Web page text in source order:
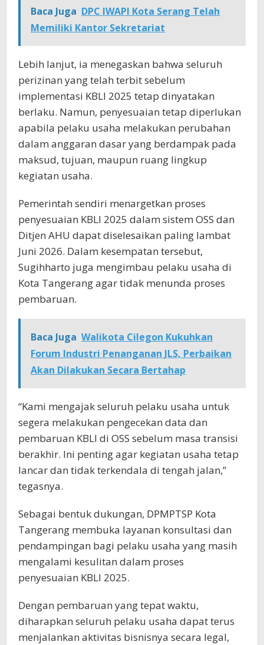
Baca Juga DPC IWAPI Kota Serang Telah
Memiliki Kantor Sekretariat
Lebih lanjut, ia menegaskan bahwa seluruh
perizinan yang telah terbit sebelum
implementasi KBLI 2025 tetap dinyatakan
berlaku. Namun, penyesuaian tetap diperlukan
apabila pelaku usaha melakukan perubahan
dalam anggaran dasar yang berdampak pada
maksud, tujuan, maupun ruang lingkup
kegiatan usaha.
Pemerintah sendiri menargetkan proses
penyesuaian KBLI 2025 dalam sistem OSS dan
Ditjen AHU dapat diselesaikan paling lambat
Juni 2026. Dalam kesempatan tersebut,
Sugihharto juga mengimbau pelaku usaha di
Kota Tangerang agar tidak menunda proses
pembaruan.
Baca Juga Walikota Cilegon Kukuhkan
Forum Industri Penanganan JLS, Perbaikan
Akan Dilakukan Secara Bertahap
“Kami mengajak seluruh pelaku usaha untuk
segera melakukan pengecekan data dan
pembaruan KBLI di OSS sebelum masa transisi
berakhir. Ini penting agar kegiatan usaha tetap
lancar dan tidak terkendala di tengah jalan,”
tegasnya.
Sebagai bentuk dukungan, DPMPTSP Kota
Tangerang membuka layanan konsultasi dan
pendampingan bagi pelaku usaha yang masih
mengalami kesulitan dalam proses
penyesuaian KBLI 2025.
Dengan pembaruan yang tepat waktu,
diharapkan seluruh pelaku usaha dapat terus
menjalankan aktivitas bisnisnya secara legal,